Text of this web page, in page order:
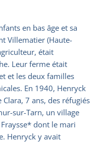
en bas âge et sa
Villematier (Haute-
était
Leur ferme était
et les deux familles
En 1940, Henryck
7 ans, des réfugiés
sur-Tarn, un village
dont le mari
Henryck y avait